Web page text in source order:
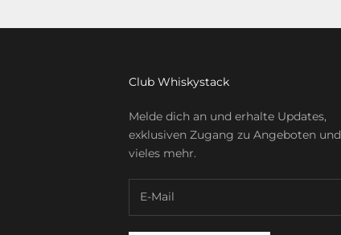
Club Whiskystack
Melde dich an und erhalte Updates,
exklusiven Zugang zu Angeboten und
vieles mehr.